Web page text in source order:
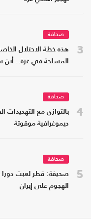
3
صحافة
هذه خطة الاحتلال
المسلحة في غزة.. أين
4
صحافة
بالتوازي مع التهديدات
ديموغرافية موقوتة
5
صحافة
صحيفة: قطر لعبت
الهجوم على إيران